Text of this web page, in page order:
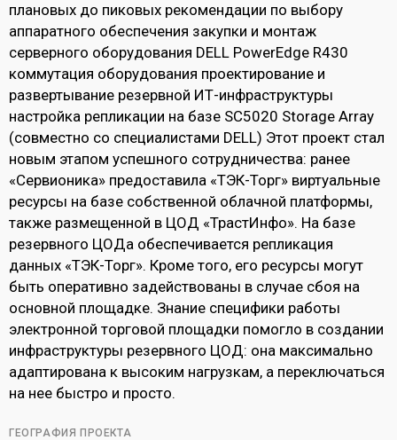
плановых до пиковых рекомендации по выбору
аппаратного обеспечения закупки и монтаж
серверного оборудования DELL PowerEdge R430
коммутация оборудования проектирование и
развертывание резервной ИТ-инфраструктуры
настройка репликации на базе SC5020 Storage Array
(совместно со специалистами DELL) Этот проект стал
новым этапом успешного сотрудничества: ранее
«Сервионика» предоставила «ТЭК-Торг» виртуальные
ресурсы на базе собственной облачной платформы,
также размещенной в ЦОД «ТрастИнфо». На базе
резервного ЦОДа обеспечивается репликация
данных «ТЭК-Торг». Кроме того, его ресурсы могут
быть оперативно задействованы в случае сбоя на
основной площадке. Знание специфики работы
электронной торговой площадки помогло в создании
инфраструктуры резервного ЦОД: она максимально
адаптирована к высоким нагрузкам, а переключаться
на нее быстро и просто.
ГЕОГРАФИЯ ПРОЕКТА